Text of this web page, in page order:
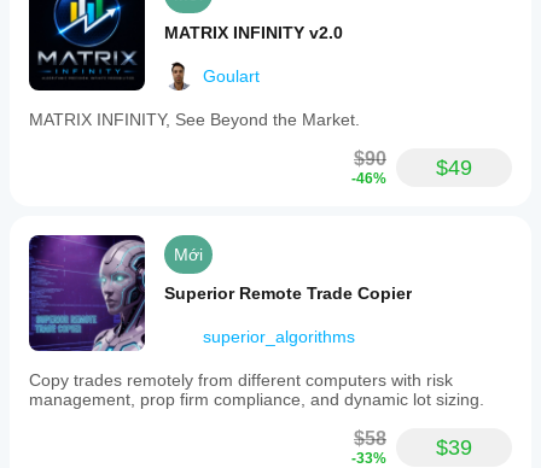
Bật Trailing Stop 🛰️
Mô tả
: Nếu true, bật stop loss động.
Giá trị Mặc định
Kích hoạt (Pips) [cho Trailing Stop] ⚡
kích hoạt Trailing Stop.
Khoảng cách (Pips) [cho Trailing Stop] 📏
duy trì so với giá cao nhất/thấp nhất đã đạt
được.
Giá trị Mặc định
Để thử nghiệm lại và chứng minh trực tiếp các
cBot này, tôi đang sử dụng IC Markets:
IC Markets
Chiến lược của tôi là sao chép: https://ct-
sc.icmarkets.com/copy/strategy/100817
MATRIX INFINITY v2.0
Goulart
MATRIX INFINITY, See Beyond the Market.
$90
-46% $49
Mới
Superior Remote Trade Copier
superior_algorithms
Copy trades remotely from different computers with risk
management, prop firm compliance, and dynamic lot sizing.
$58
-33% $39